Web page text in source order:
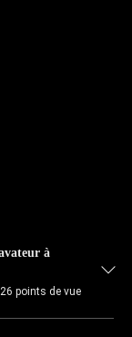
à
26 points de vue